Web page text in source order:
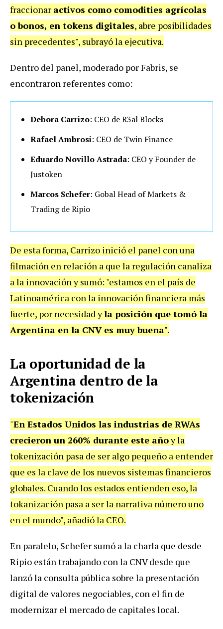
fraccionar activos como comodities agrícolas
o bonos, en tokens digitales, abre posibilidades
sin precedentes", subrayó la ejecutiva.
Dentro del panel, moderado por Fabris, se
encontraron referentes como:
Debora Carrizo: CEO de R3al Blocks
Rafael Ambrosi: CEO de Twin Finance
Eduardo Novillo Astrada: CEO y Founder de
Justoken
Marcos Schefer: Gobal Head of Markets &
Trading de Ripio
De esta forma, Carrizo inició el panel con una
filmación en relación a que la regulación canaliza
a la innovación y sumó: "estamos en el país de
Latinoamérica con la innovación financiera más
fuerte, por necesidad yla posición que tomó la
Argentina en la CNV es muy buena".
La oportunidad de la
Argentina dentro de la
tokenización
"En Estados Unidos las industrias de RWAs
crecieron un 260% durante este añoy la
tokenización pasa de ser algo pequeño a entender
que es la clave de los nuevos sistemas financieros
globales. Cuando los estados entienden eso, la
tokanización pasa a ser la narrativa número uno
en el mundo", añadió la CEO.
En paralelo, Schefer sumó a la charla que desde
Ripio están trabajando con la CNV desde que
lanzó la consulta pública sobre la presentación
digital de valores negociables, con el fin de
modernizar el mercado de capitales local.